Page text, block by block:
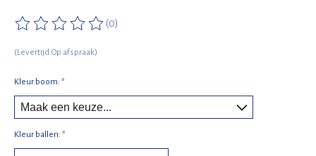
De beoordeling van dit product is
(0)
(Levertijd:Op afspraak)
Kleur boom: *
Kleur ballen: *